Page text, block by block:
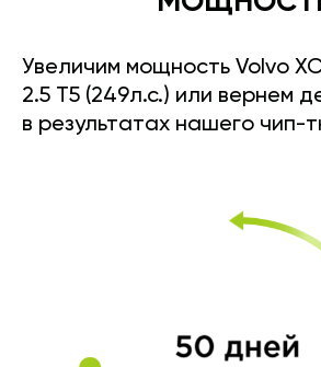
Увеличим мощность Volvo
2.5 T5 (249л.с.) или вернем
в результатах нашего чип-